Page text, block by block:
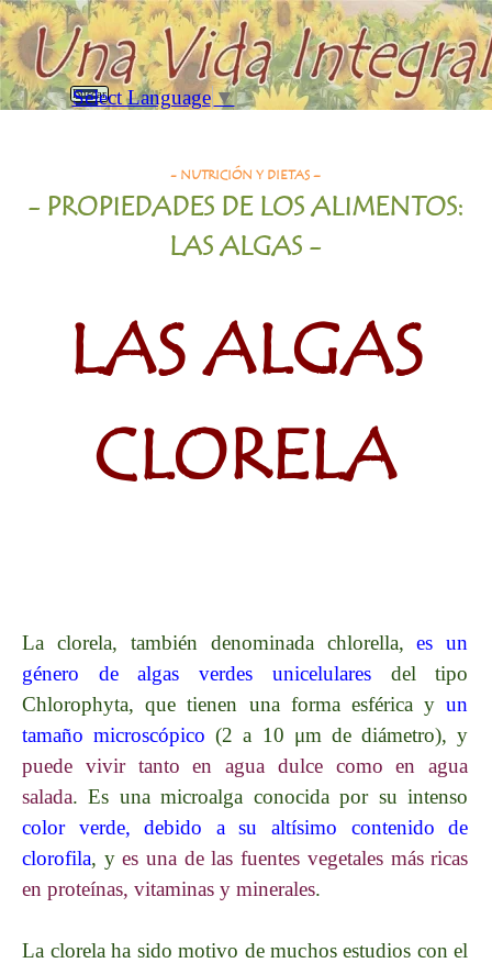
Vaya al Contenido
Saltar menú
Select Language ▼
Buscar
- NUTRICIÓN Y DIETAS–
- PROPIEDADES DE LOS ALIMENTOS:
LAS ALGAS -
LAS ALGAS
CLORELA
La clorela, también denominada chlorella,es un
género de algas verdes unicelularesdel tipo
Chlorophyta, que tienen una forma esférica yun
tamaño microscópico (2 a 10 μm de diámetro), y
puede vivir tanto en agua dulce como en agua
salada. Es una microalga conocida por su intenso
color verde, debido a su altísimo contenido de
clorofila, yes una de las fuentes vegetales más ricas
en proteínas, vitaminas y minerales.
La clorela ha sido motivo de muchos estudios con el